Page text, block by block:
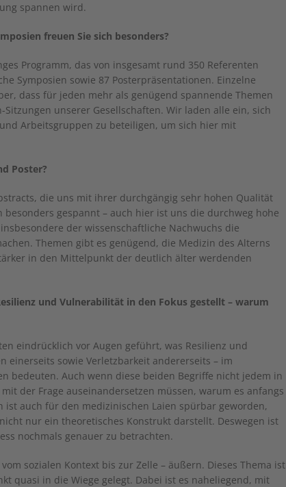
spannen wird.
freuen Sie sich besonders?
Programm, das von insgesamt rund 350 Referenten
Symposien sowie 87 Posterpräsentationen. Einzelne
dass für jeden mehr als genügend spannende Themen
unserer Gesellschaften. Wir laden alle ein, sich
Arbeitsgruppen zu beteiligen, um sich hier mit
Poster?
die uns mit ihrer durchgängig sehr hohen Qualität
gespannt – auch hier ist uns die durchweg hohe
der wissenschaftliche Nachwuchs die
Themen gibt es genügend, die Medizin des Alterns
in den Mittelpunkt der deutlich älter werdenden
und Vulnerabilität in den Fokus gestellt – warum
eindrücklich vor Augen geführt, was Resilienz und
einerseits sowie Verletzbarkeit andererseits – im
bedeuten. Auch wenn diese beiden Begriffe nicht jedem in
der Frage auseinandersetzen müssen, warum es anfangs
auch für den medizinischen Laien spürbar geworden,
nur ein theoretisches Konstrukt darstellt. Deswegen ist
nochmals genauer zu betrachten.
sozialen Kontext bis zur Zelle – äußern. Dieses Thema ist
quasi in die Wiege gelegt. Dabei ist es naheliegend, mit